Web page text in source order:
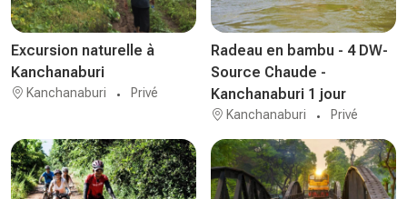
Excursion naturelle à
Kanchanaburi
Kanchanaburi Privé
Radeau en bambu - 4 DW-
Source Chaude -
Kanchanaburi 1 jour
Kanchanaburi Privé